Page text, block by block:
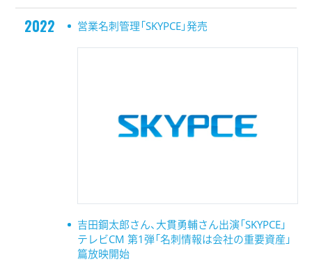
2022 営業名刺管理「SKYPCE」発売
吉田鋼太郎さん、大貫勇輔さん出演「SKYPCE」
テレビCM 第1弾「名刺情報は会社の重要資産」
篇放映開始